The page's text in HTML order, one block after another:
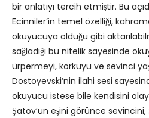
bir anlatıyı tercih etmiştir. Bu
Ecinniler’in temel özelliği,
okuyucuya olduğu gibi
sağladığı bu nitelik sayesinde
ürpermeyi, korkuyu ve sevinci
Dostoyevski’nin ilahi sesi
okuyucu istese bile kendisini
Şatov’un eşini görünce sevincini,